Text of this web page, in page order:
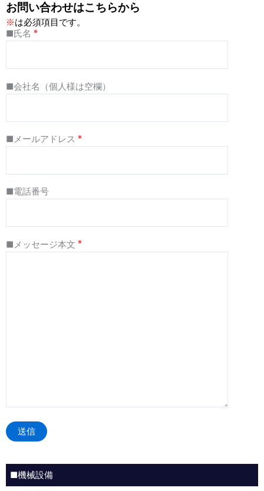
お問い合わせはこちらから
※は必須項目です。
■氏名 ※
■会社名（個人様は空欄）
■メールアドレス ※
■電話番号
■メッセージ本文 ※
■機械設備